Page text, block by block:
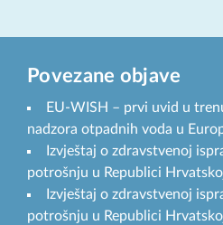
Povezane objave
EU-WISH – prvi uvid u
nadzora otpadnih voda u
Izvještaj o zdravstvenoj
potrošnju u Republici
Izvještaj o zdravstvenoj
potrošnju u Republici